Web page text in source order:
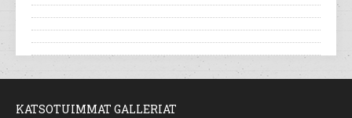
KATSOTUIMMAT GALLERIAT